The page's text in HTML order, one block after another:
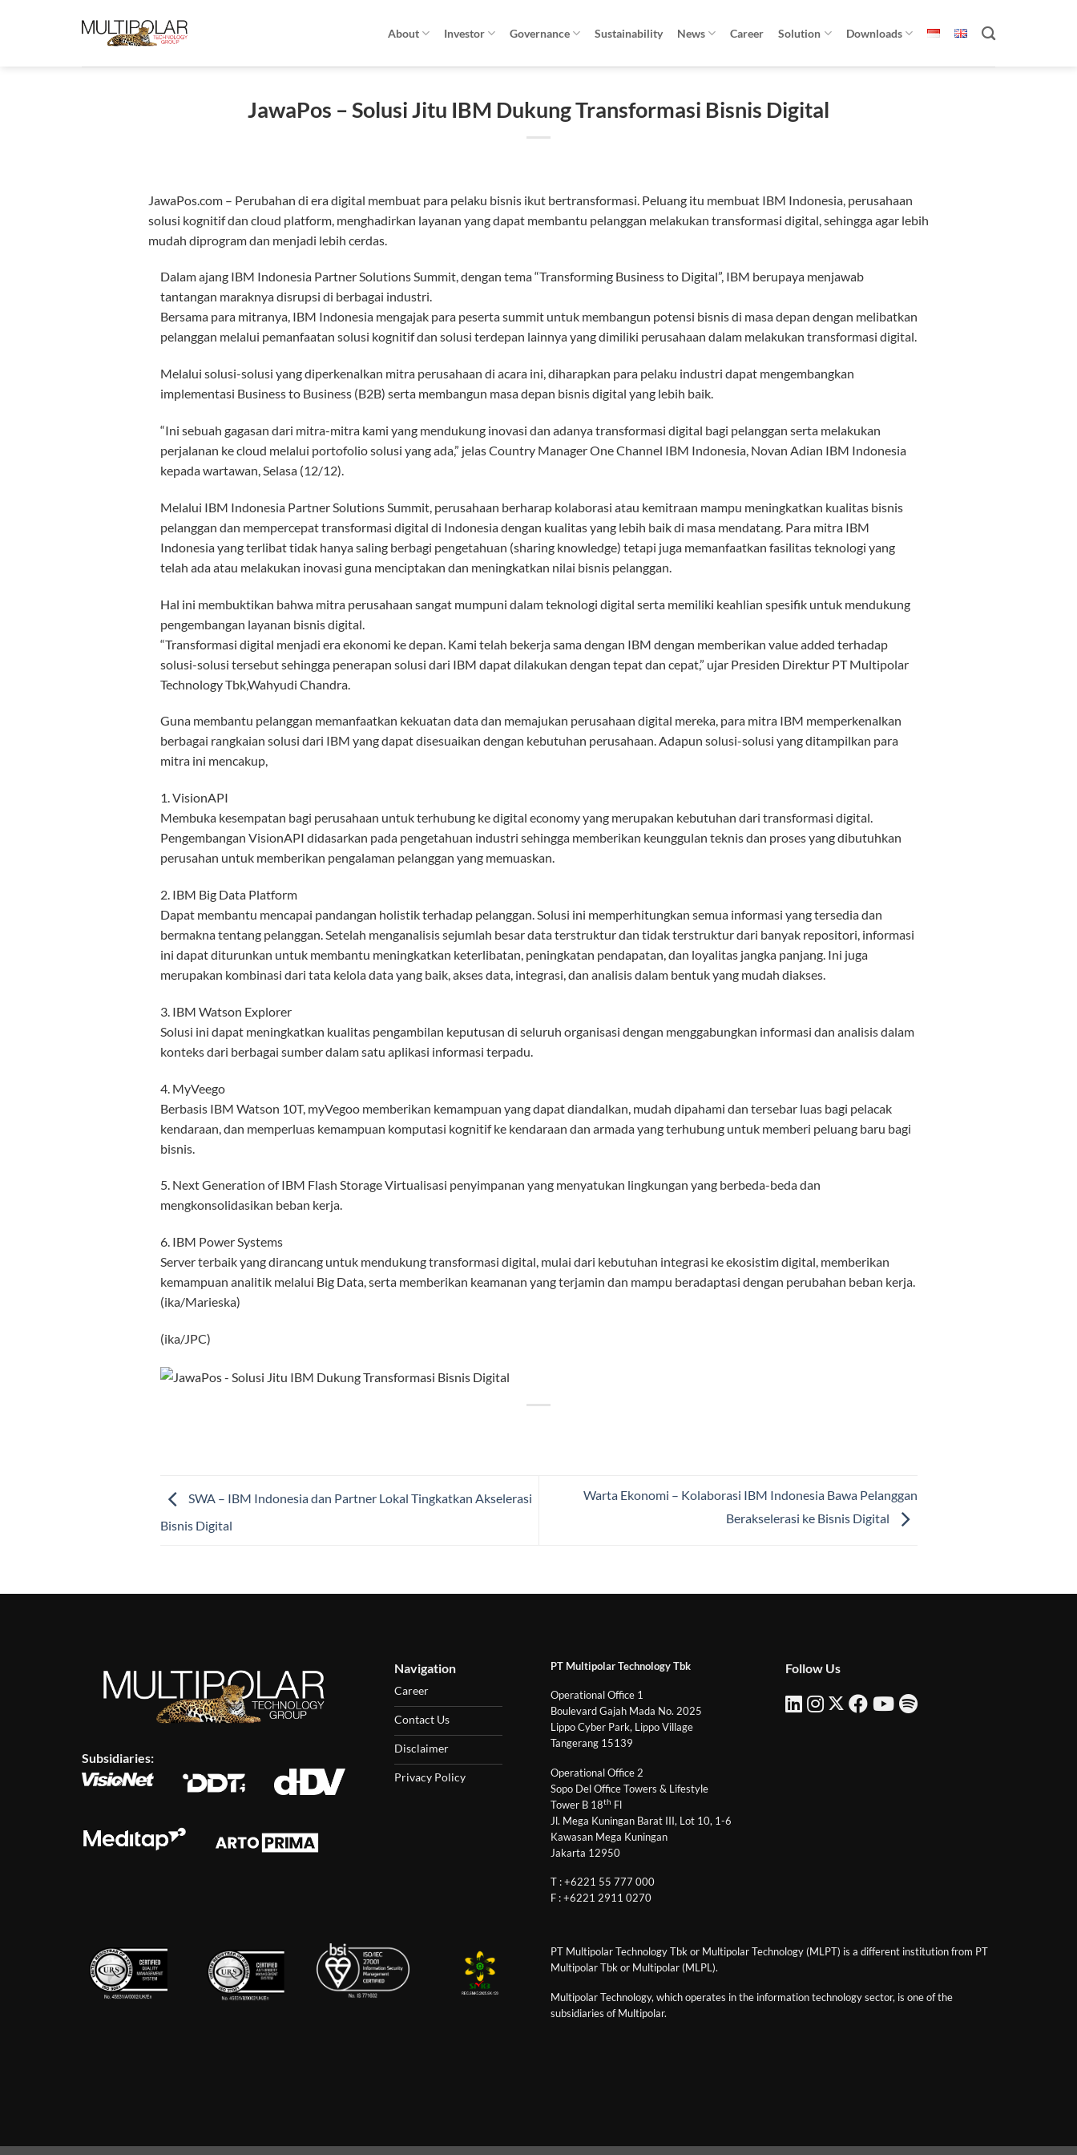
About Investor Governance Sustainability News Career Solution Downloads
JawaPos – Solusi Jitu IBM Dukung Transformasi Bisnis Digital
JawaPos.com – Perubahan di era digital membuat para pelaku bisnis ikut bertransformasi. Peluang itu membuat IBM Indonesia, perusahaan
solusi kognitif dan cloud platform, menghadirkan layanan yang dapat membantu pelanggan melakukan transformasi digital, sehingga agar lebih
mudah diprogram dan menjadi lebih cerdas.
Dalam ajang IBM Indonesia Partner Solutions Summit, dengan tema “Transforming Business to Digital”, IBM berupaya menjawab
tantangan maraknya disrupsi di berbagai industri.
Bersama para mitranya, IBM Indonesia mengajak para peserta summit untuk membangun potensi bisnis di masa depan dengan melibatkan
pelanggan melalui pemanfaatan solusi kognitif dan solusi terdepan lainnya yang dimiliki perusahaan dalam melakukan transformasi digital.
Melalui solusi-solusi yang diperkenalkan mitra perusahaan di acara ini, diharapkan para pelaku industri dapat mengembangkan
implementasi Business to Business (B2B) serta membangun masa depan bisnis digital yang lebih baik.
“Ini sebuah gagasan dari mitra-mitra kami yang mendukung inovasi dan adanya transformasi digital bagi pelanggan serta melakukan
perjalanan ke cloud melalui portofolio solusi yang ada,” jelas Country Manager One Channel IBM Indonesia, Novan Adian IBM Indonesia
kepada wartawan, Selasa (12/12).
Melalui IBM Indonesia Partner Solutions Summit, perusahaan berharap kolaborasi atau kemitraan mampu meningkatkan kualitas bisnis
pelanggan dan mempercepat transformasi digital di Indonesia dengan kualitas yang lebih baik di masa mendatang. Para mitra IBM
Indonesia yang terlibat tidak hanya saling berbagi pengetahuan (sharing knowledge) tetapi juga memanfaatkan fasilitas teknologi yang
telah ada atau melakukan inovasi guna menciptakan dan meningkatkan nilai bisnis pelanggan.
Hal ini membuktikan bahwa mitra perusahaan sangat mumpuni dalam teknologi digital serta memiliki keahlian spesifik untuk mendukung
pengembangan layanan bisnis digital.
“Transformasi digital menjadi era ekonomi ke depan. Kami telah bekerja sama dengan IBM dengan memberikan value added terhadap
solusi-solusi tersebut sehingga penerapan solusi dari IBM dapat dilakukan dengan tepat dan cepat,” ujar Presiden Direktur PT Multipolar
Technology Tbk,Wahyudi Chandra.
Guna membantu pelanggan memanfaatkan kekuatan data dan memajukan perusahaan digital mereka, para mitra IBM memperkenalkan
berbagai rangkaian solusi dari IBM yang dapat disesuaikan dengan kebutuhan perusahaan. Adapun solusi-solusi yang ditampilkan para
mitra ini mencakup,
1. VisionAPI
Membuka kesempatan bagi perusahaan untuk terhubung ke digital economy yang merupakan kebutuhan dari transformasi digital.
Pengembangan VisionAPI didasarkan pada pengetahuan industri sehingga memberikan keunggulan teknis dan proses yang dibutuhkan
perusahan untuk memberikan pengalaman pelanggan yang memuaskan.
2. IBM Big Data Platform
Dapat membantu mencapai pandangan holistik terhadap pelanggan. Solusi ini memperhitungkan semua informasi yang tersedia dan
bermakna tentang pelanggan. Setelah menganalisis sejumlah besar data terstruktur dan tidak terstruktur dari banyak repositori, informasi
ini dapat diturunkan untuk membantu meningkatkan keterlibatan, peningkatan pendapatan, dan loyalitas jangka panjang. Ini juga
merupakan kombinasi dari tata kelola data yang baik, akses data, integrasi, dan analisis dalam bentuk yang mudah diakses.
3. IBM Watson Explorer
Solusi ini dapat meningkatkan kualitas pengambilan keputusan di seluruh organisasi dengan menggabungkan informasi dan analisis dalam
konteks dari berbagai sumber dalam satu aplikasi informasi terpadu.
4. MyVeego
Berbasis IBM Watson 10T, myVegoo memberikan kemampuan yang dapat diandalkan, mudah dipahami dan tersebar luas bagi pelacak
kendaraan, dan memperluas kemampuan komputasi kognitif ke kendaraan dan armada yang terhubung untuk memberi peluang baru bagi
bisnis.
5. Next Generation of IBM Flash Storage Virtualisasi penyimpanan yang menyatukan lingkungan yang berbeda-beda dan
mengkonsolidasikan beban kerja.
6. IBM Power Systems
Server terbaik yang dirancang untuk mendukung transformasi digital, mulai dari kebutuhan integrasi ke ekosistim digital, memberikan
kemampuan analitik melalui Big Data, serta memberikan keamanan yang terjamin dan mampu beradaptasi dengan perubahan beban kerja.
(ika/Marieska)
(ika/JPC)
SWA – IBM Indonesia dan Partner Lokal Tingkatkan Akselerasi
Bisnis Digital
Warta Ekonomi – Kolaborasi IBM Indonesia Bawa Pelanggan
Berakselerasi ke Bisnis Digital
Subsidiaries:
Navigation
Career
Contact Us
Disclaimer
Privacy Policy
PT Multipolar Technology Tbk
Operational Office 1
Boulevard Gajah Mada No. 2025
Lippo Cyber Park, Lippo Village
Tangerang 15139
Operational Office 2
Sopo Del Office Towers & Lifestyle
Tower B 18th Fl
Jl. Mega Kuningan Barat III, Lot 10, 1-6
Kawasan Mega Kuningan
Jakarta 12950
T : +6221 55 777 000
F : +6221 2911 0270
Follow Us
PT Multipolar Technology Tbk or Multipolar Technology (MLPT) is a different institution from PT
Multipolar Tbk or Multipolar (MLPL).
Multipolar Technology, which operates in the information technology sector, is one of the
subsidiaries of Multipolar.